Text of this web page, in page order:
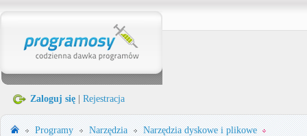
Zaloguj się Rejestracja
Programy Narzędzia Narzędzia dyskowe i plikowe